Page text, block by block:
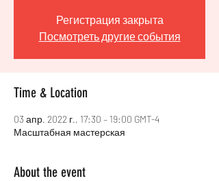
Регистрация закрыта
Посмотреть другие события
Time & Location
03 апр. 2022 г., 17:30 – 19:00 GMT-4
Масштабная мастерская
About the event